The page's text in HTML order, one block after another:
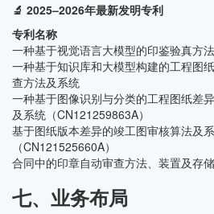
🔬 2025–2026年最新发明专利
专利名称
一种基于视觉语言大模型的印鉴验真方
一种基于知识库和大模型构建的工程图
查方法及系统
一种基于图像识别与分类的工程图纸差
及系统（CN121259863A）
基于图纸版本差异的竣工图审核算法及
（CN121525660A）
合同中的印章自动审查方法、装置及存
七、业务布局